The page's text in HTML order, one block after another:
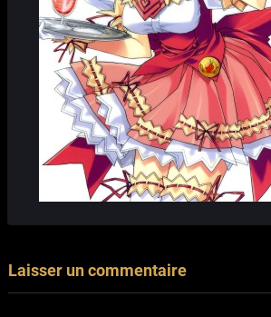
Laisser un commentaire